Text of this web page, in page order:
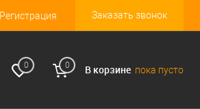
Регистрация Заказать звонок
0 0 В корзине пока пусто